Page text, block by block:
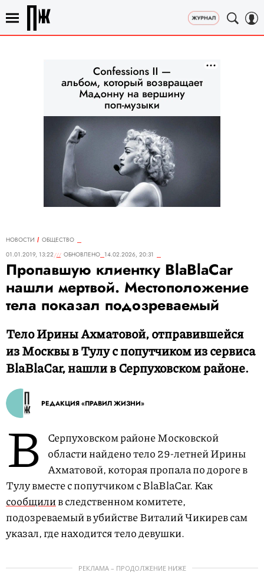
НОВОСТИ
ОБЩЕСТВО
01.01.2019, 13:22
ОБНОВЛЕНО 14.02.2026, 20:31
Пропавшую клиентку BlaBlaCar
нашли мертвой. Местоположение
тела показал подозреваемый
Тело Ирины Ахматовой, отправившейся
из Москвы в Тулу с попутчиком из сервиса
BlaBlaCar, нашли в Серпуховском районе.
РЕДАКЦИЯ «ПРАВИЛ ЖИЗНИ»
В
Серпуховском районе Московской
области найдено тело 29-летней Ирины
Ахматовой, которая пропала по дороге в
Тулу вместе с попутчиком с BlaBlaCar. Как
сообщилив следственном комитете,
подозреваемый в убийстве Виталий Чикирев сам
указал, где находится тело девушки.
РЕКЛАМА – ПРОДОЛЖЕНИЕ НИЖЕ